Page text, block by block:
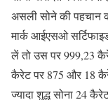
असली सोने की पहचान
मार्क आईएसओ
लें तो उस पर 999,23
कैरेट पर 875 और 18
ज्यादा शुद्ध सोना 24